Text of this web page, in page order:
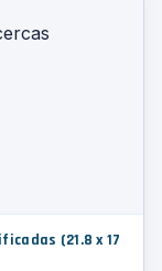
(21.8 x 17